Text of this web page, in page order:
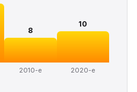
8
2010-е
10
2020-е